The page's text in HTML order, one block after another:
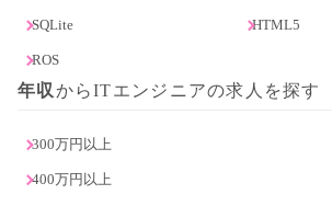
SQLite HTML5
ROS
年収 からITエンジニアの求人を探す
300万円以上
400万円以上